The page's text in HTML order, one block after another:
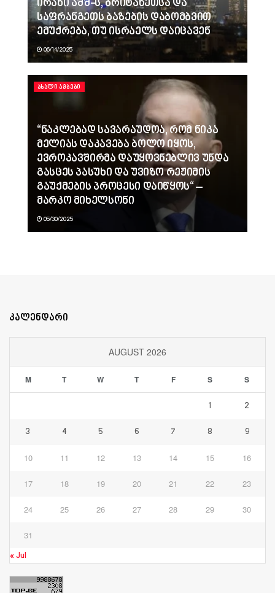
ირანი აშშ-ს, ბრიტანეთსა და
საფრანგეთს ბაზების დაბომბვით
ემუქრება, თუ ისრაელს დაიცავენ
06/14/2025
ᲐᲮᲐᲚᲘ ᲐᲛᲑᲔᲑᲘ
“ნაკლებად სავარაუდოა, რომ ნიკა
მელიას დაკავება ბოლო იყოს,
ევროკავშირმა დაუყოვნებლივ უნდა
გასცეს პასუხი და უვიზო რეჟიმის
გაუქმების პროცესი დაიწყოს“ –
მარკო მიხელსონი
05/30/2025
კალენდარი
AUGUST 2026
M T W T F S S
1 2
3 4 5 6 7 8 9
10 11 12 13 14 15 16
17 18 19 20 21 22 23
24 25 26 27 28 29 30
31
« Jul